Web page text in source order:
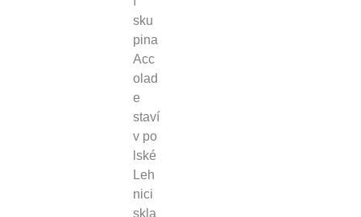
sku
pina
Acc
olad
e
staví
v po
lské
Leh
nici
skla